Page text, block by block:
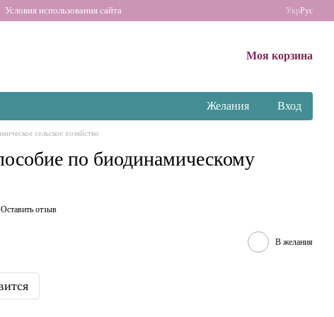
Условия использования сайта УкрРус
Моя корзина
Желания Вход
сельское хозяйство
по биодинамическому
Оставить отзыв
В желания